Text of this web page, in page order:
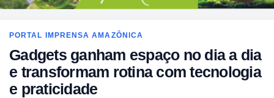
PORTAL IMPRENSA AMAZÔNICA
Gadgets ganham espaço no dia a dia
e transformam rotina com tecnologia
e praticidade